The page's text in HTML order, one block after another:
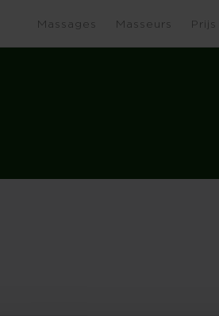
Massages Masseurs Prijs